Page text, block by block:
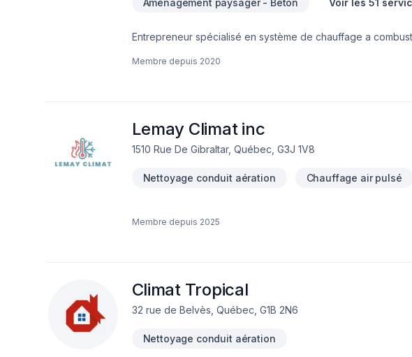
Aménagement paysager - Béton Voir les 51
Entrepreneur spécialisé en système de chauffage a
l'achat d'une nouvelle propriété. Des rénos a faire durant la période hivernale ? Nous sommes la. Rénovation intérieure,
Membre depuis 2020
Lemay Climat inc
1510 Rue De Gibraltar, Québec, G3J 1V8
Nettoyage conduit aération Chauffage air pulsé
Membre depuis 2025
Climat Tropical
32 rue de Belvès, Québec, G1B 2N6
Nettoyage conduit aération